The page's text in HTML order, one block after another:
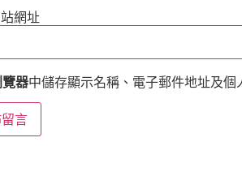
網址
器中儲存顯示名稱、電子郵件地址及